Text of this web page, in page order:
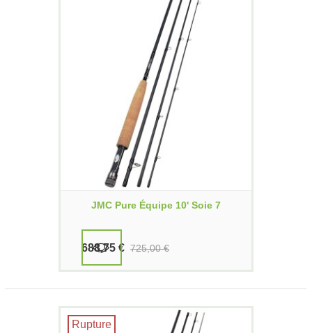
JMC Pure Équipe 10' Soie 7
688,75 € 725,00 €
Rupture